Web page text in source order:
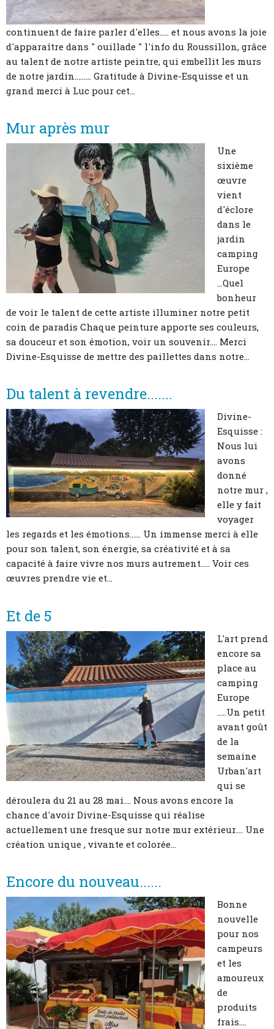
continuent de faire parler d'elles..... et nous avons la joie
d'apparaître dans " ouillade " l'info du Roussillon, grâce
au talent de notre artiste peintre, qui embellit les murs
de notre jardin......... Gratitude à Divine-Esquisse et un
grand merci à Luc pour cet...
Mur après mur
Une
sixième
œuvre
vient
d'éclore
dans le
jardin
camping
Europe
...Quel
bonheur
de voir le talent de cette artiste illuminer notre petit
coin de paradis Chaque peinture apporte ses couleurs,
sa douceur et son émotion, voir un souvenir.... Merci
Divine-Esquisse de mettre des paillettes dans notre...
Du talent à revendre.......
Divine-
Esquisse :
Nous lui
avons
donné
notre mur ,
elle y fait
voyager
les regards et les émotions...... Un immense merci à elle
pour son talent, son énergie, sa créativité et à sa
capacité à faire vivre nos murs autrement..... Voir ces
œuvres prendre vie et...
Et de 5
L'art prend
encore sa
place au
camping
Europe
.....Un petit
avant goût
de la
semaine
Urban'art
qui se
déroulera du 21 au 28 mai.... Nous avons encore la
chance d'avoir Divine-Esquisse qui réalise
actuellement une fresque sur notre mur extérieur.... Une
création unique , vivante et colorée...
Encore du nouveau......
Bonne
nouvelle
pour nos
campeurs
et les
amoureux
de
produits
frais....